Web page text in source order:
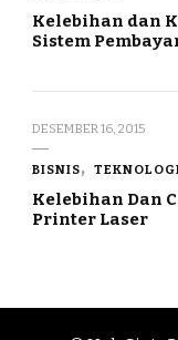
Kelebihan dan
Sistem
DESEMBER 16, 2015
BISNIS
Kelebihan Dan
Printer Laser